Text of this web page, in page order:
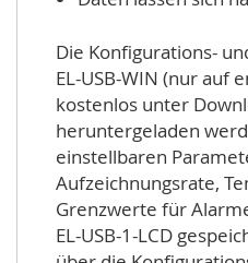
Die Konfigurations-
EL-USB-WIN (nur auf
kostenlos unter
heruntergeladen
einstellbaren
Aufzeichnungsrate,
Grenzwerte für
EL-USB-1-LCD